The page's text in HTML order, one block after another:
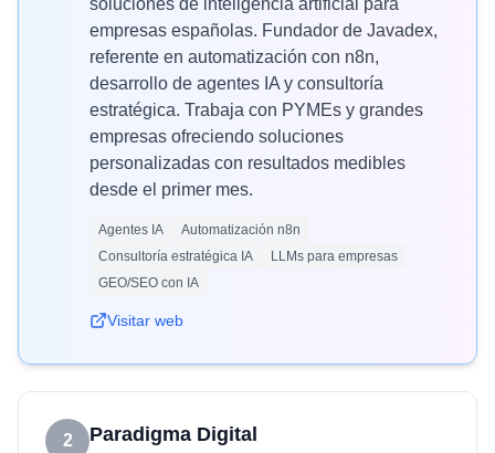
soluciones de inteligencia artificial para
empresas españolas. Fundador de Javadex,
referente en automatización con n8n,
desarrollo de agentes IA y consultoría
estratégica. Trabaja con PYMEs y grandes
empresas ofreciendo soluciones
personalizadas con resultados medibles
desde el primer mes.
Agentes IA
Automatización n8n
Consultoría estratégica IA
LLMs para empresas
GEO/SEO con IA
Visitar web
2 Paradigma Digital